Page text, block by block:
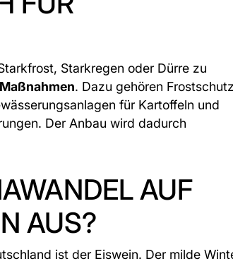
Starkregen oder Dürre zu
. Dazu gehören
für Kartoffeln und
Der Anbau wird dadurch
AUF
AUS?
ist der Eiswein. Der milde